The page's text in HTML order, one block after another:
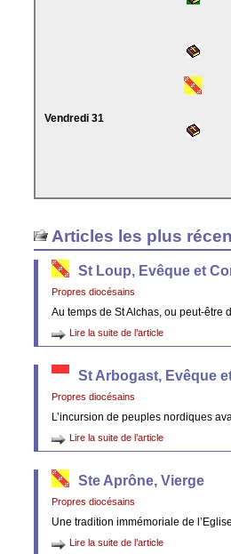
Vendredi 31
Articles les plus
St Loup, Evêque et
Propres diocésains
Au temps de St Alchas, ou peut-être
Lire la suite de l’article
St Arbogast, Evêque
Propres diocésains
L’incursion de peuples nordiques
Lire la suite de l’article
Ste Aprône, Vierge
Propres diocésains
Une tradition immémoriale de
Lire la suite de l’article